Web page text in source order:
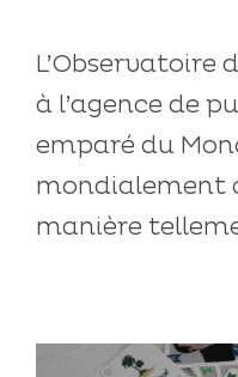
L’Observatoire
à l’agence de
emparé du
mondialement
manière